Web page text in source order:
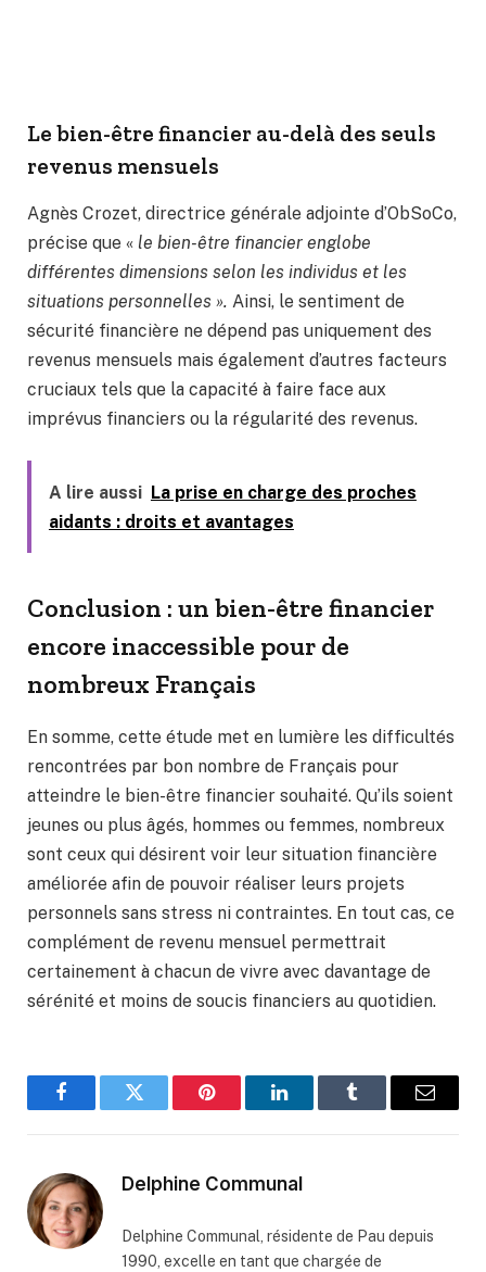
Le bien-être financier au-delà des seuls
revenus mensuels
Agnès Crozet, directrice générale adjointe d’ObSoCo,
précise que « le bien-être financier englobe
différentes dimensions selon les individus et les
situations personnelles ». Ainsi, le sentiment de
sécurité financière ne dépend pas uniquement des
revenus mensuels mais également d’autres facteurs
cruciaux tels que la capacité à faire face aux
imprévus financiers ou la régularité des revenus.
A lire aussi La prise en charge des proches
aidants : droits et avantages
Conclusion : un bien-être financier
encore inaccessible pour de
nombreux Français
En somme, cette étude met en lumière les difficultés
rencontrées par bon nombre de Français pour
atteindre le bien-être financier souhaité. Qu’ils soient
jeunes ou plus âgés, hommes ou femmes, nombreux
sont ceux qui désirent voir leur situation financière
améliorée afin de pouvoir réaliser leurs projets
personnels sans stress ni contraintes. En tout cas, ce
complément de revenu mensuel permettrait
certainement à chacun de vivre avec davantage de
sérénité et moins de soucis financiers au quotidien.
FacebookTwitter Pinterest LinkedInTumblr Email
Delphine Communal
Delphine Communal, résidente de Pau depuis
1990, excelle en tant que chargée de